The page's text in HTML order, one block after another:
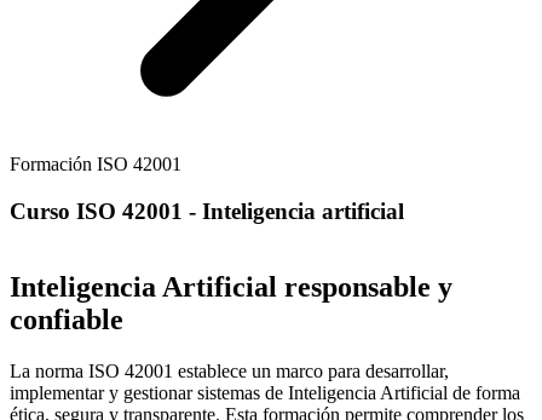
Formación ISO 42001
Curso ISO 42001 - Inteligencia artificial
Inteligencia Artificial responsable y
confiable
La norma ISO 42001 establece un marco para desarrollar,
implementar y gestionar sistemas de Inteligencia Artificial de forma
ética, segura y transparente. Esta formación permite comprender los